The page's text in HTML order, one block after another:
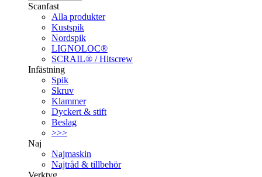
Scanfast
Alla produkter
Kustspik
Nordspik
LIGNOLOC®
SCRAIL® / Hitscrew
Infästning
Spik
Skruv
Klammer
Dyckert & stift
Beslag
>>>
Naj
Najmaskin
Najtråd & tillbehör
Verktyg